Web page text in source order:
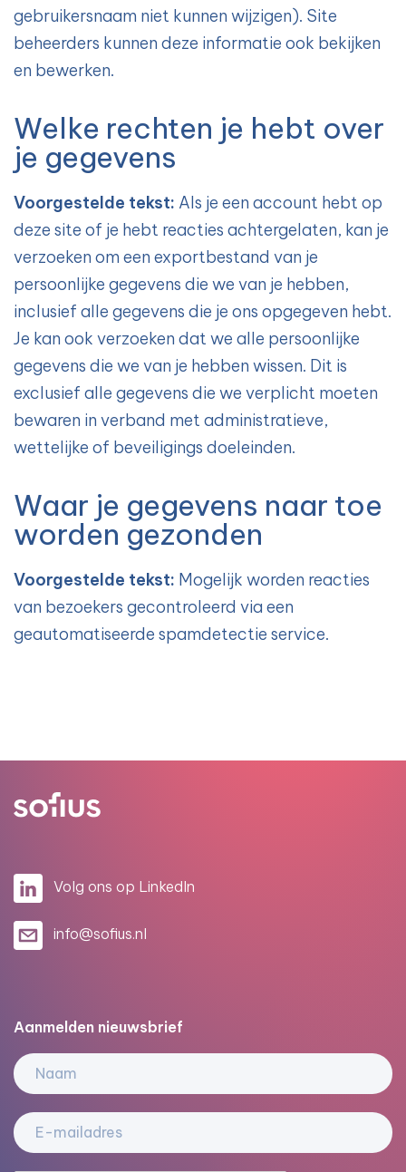
gebruikersnaam niet kunnen wijzigen). Site
beheerders kunnen deze informatie ook bekijken
en bewerken.
Welke rechten je hebt over
je gegevens
Voorgestelde tekst: Als je een account hebt op
deze site of je hebt reacties achtergelaten, kan je
verzoeken om een exportbestand van je
persoonlijke gegevens die we van je hebben,
inclusief alle gegevens die je ons opgegeven hebt.
Je kan ook verzoeken dat we alle persoonlijke
gegevens die we van je hebben wissen. Dit is
exclusief alle gegevens die we verplicht moeten
bewaren in verband met administratieve,
wettelijke of beveiligings doeleinden.
Waar je gegevens naar toe
worden gezonden
Voorgestelde tekst: Mogelijk worden reacties
van bezoekers gecontroleerd via een
geautomatiseerde spamdetectie service.
Volg ons op LinkedIn
info@sofius.nl
Aanmelden nieuwsbrief